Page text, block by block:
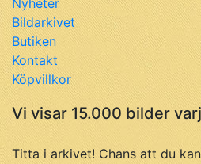
Nyheter
Bildarkivet
Butiken
Kontakt
Köpvillkor
Vi visar 15.000 bilder
Titta i arkivet! Chans att du